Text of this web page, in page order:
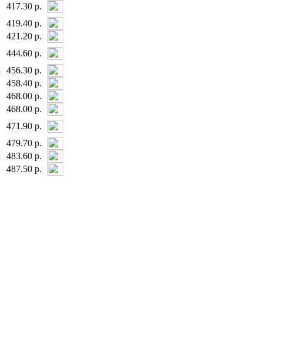
417.30 р.
419.40 р.
421.20 р.
444.60 р.
456.30 р.
458.40 р.
468.00 р.
468.00 р.
471.90 р.
479.70 р.
483.60 р.
487.50 р.